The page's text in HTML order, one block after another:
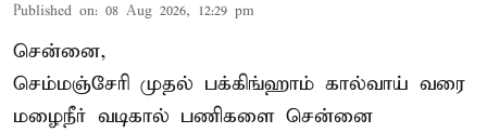
Published on: 08 Aug 2026, 12:29 pm
சென்னை,
செம்மஞ்சேரி முதல் பக்கிங்ஹாம் கால்வாய் வரை
மழைநீர் வடிகால் பணிகளை சென்னை